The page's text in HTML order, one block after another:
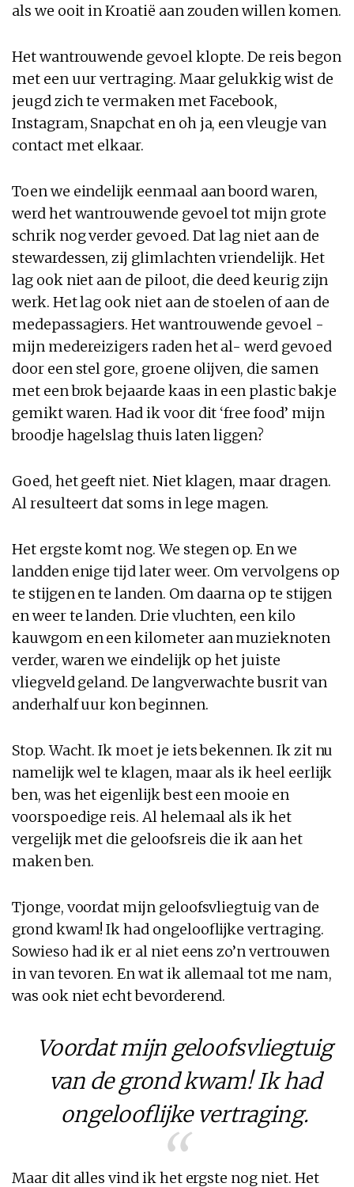
als we ooit in Kroatië aan zouden willen komen.
Het wantrouwende gevoel klopte. De reis begon
met een uur vertraging. Maar gelukkig wist de
jeugd zich te vermaken met Facebook,
Instagram, Snapchat en oh ja, een vleugje van
contact met elkaar.
Toen we eindelijk eenmaal aan boord waren,
werd het wantrouwende gevoel tot mijn grote
schrik nog verder gevoed. Dat lag niet aan de
stewardessen, zij glimlachten vriendelijk. Het
lag ook niet aan de piloot, die deed keurig zijn
werk. Het lag ook niet aan de stoelen of aan de
medepassagiers. Het wantrouwende gevoel -
mijn medereizigers raden het al- werd gevoed
door een stel gore, groene olijven, die samen
met een brok bejaarde kaas in een plastic bakje
gemikt waren. Had ik voor dit ‘free food’ mijn
broodje hagelslag thuis laten liggen?
Goed, het geeft niet. Niet klagen, maar dragen.
Al resulteert dat soms in lege magen.
Het ergste komt nog. We stegen op. En we
landden enige tijd later weer. Om vervolgens op
te stijgen en te landen. Om daarna op te stijgen
en weer te landen. Drie vluchten, een kilo
kauwgom en een kilometer aan muzieknoten
verder, waren we eindelijk op het juiste
vliegveld geland. De langverwachte busrit van
anderhalf uur kon beginnen.
Stop. Wacht. Ik moet je iets bekennen. Ik zit nu
namelijk wel te klagen, maar als ik heel eerlijk
ben, was het eigenlijk best een mooie en
voorspoedige reis. Al helemaal als ik het
vergelijk met die geloofsreis die ik aan het
maken ben.
Tjonge, voordat mijn geloofsvliegtuig van de
grond kwam! Ik had ongelooflijke vertraging.
Sowieso had ik er al niet eens zo’n vertrouwen
in van tevoren. En wat ik allemaal tot me nam,
was ook niet echt bevorderend.
Voordat mijn geloofsvliegtuig
van de grond kwam! Ik had
ongelooflijke vertraging.
Maar dit alles vind ik het ergste nog niet. Het